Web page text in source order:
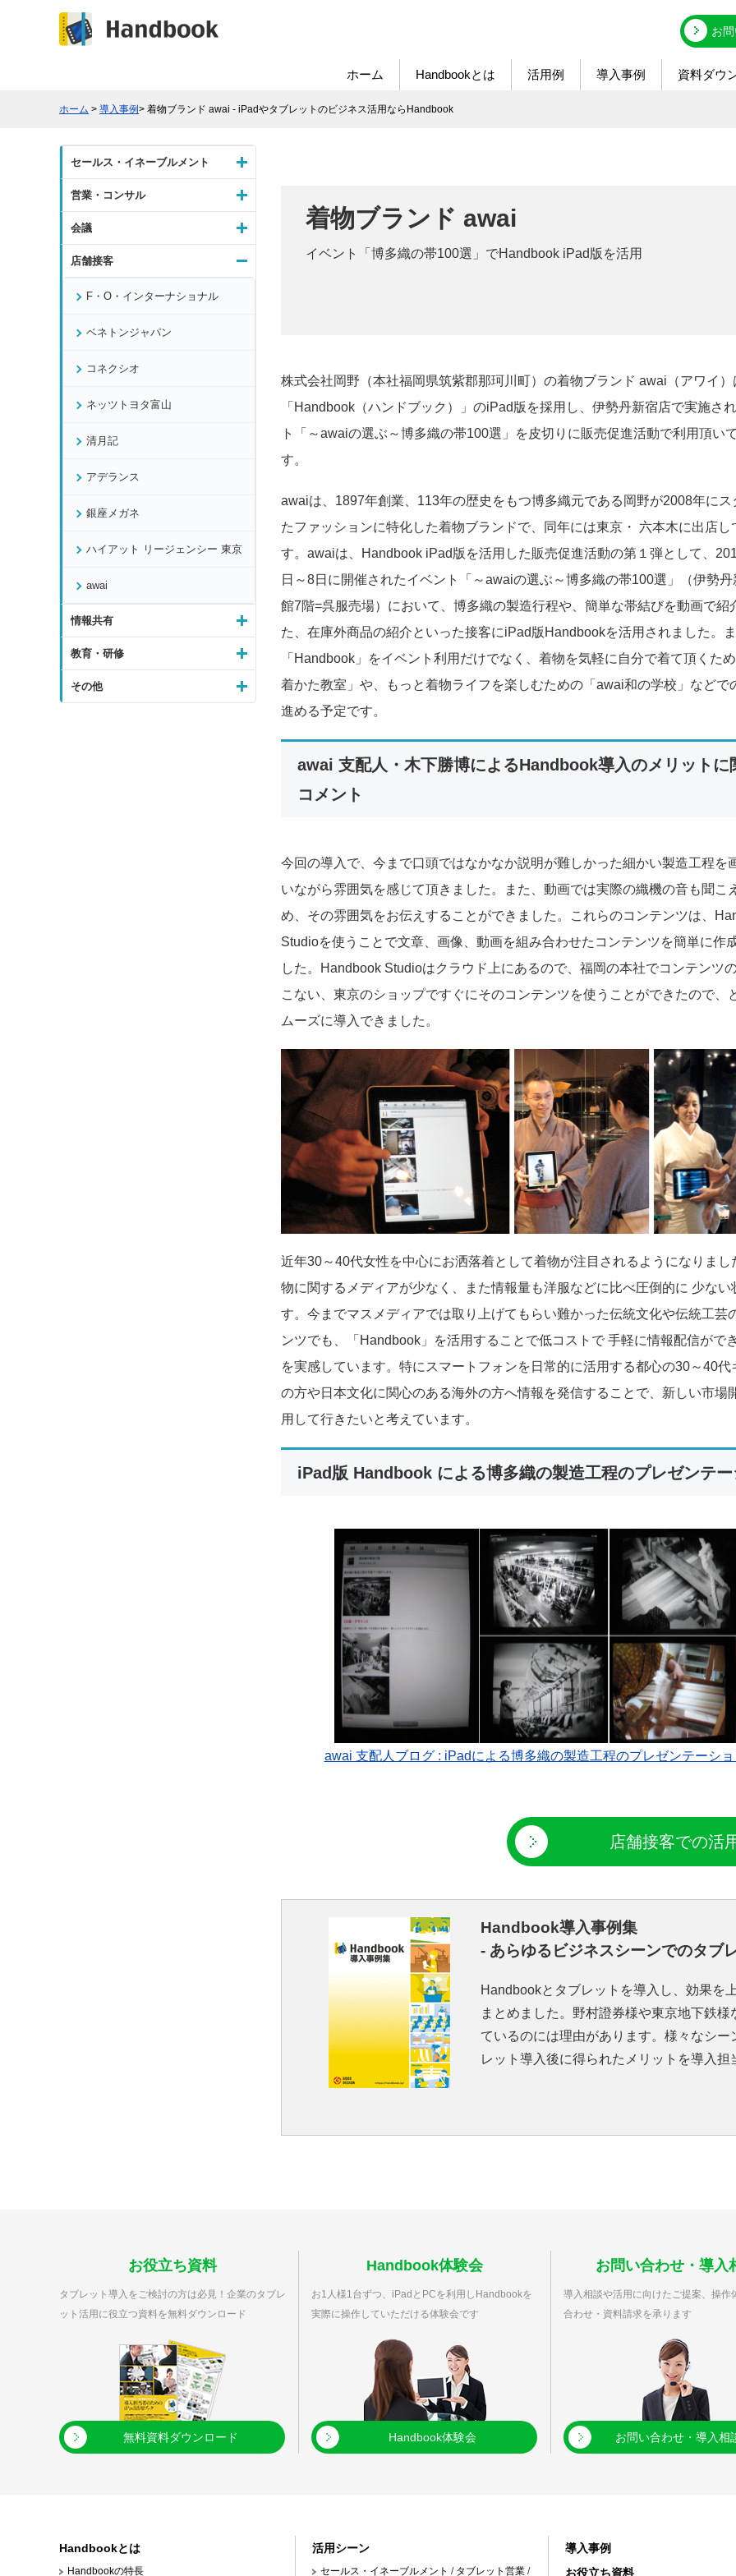
お
ホーム Handbookとは 活用例 導入事例 資料ダウ
ホーム > 導入事例> 着物ブランド awai - iPadやタブレットのビジネス活用ならHandbook
着物ブランド awai
イベント「博多織の帯100選」でHandbook iPad版を活用
株式会社岡野（本社福岡県筑紫郡那珂川町）の着物ブランド awai（アワイ）
「Handbook（ハンドブック）」のiPad版を採用し、伊勢丹新宿店で実施さ
ト「～awaiの選ぶ～博多織の帯100選」を皮切りに販売促進活動で利用頂い
す。
awaiは、1897年創業、113年の歴史をもつ博多織元である岡野が2008年にス
たファッションに特化した着物ブランドで、同年には東京・ 六本木に出店し
す。awaiは、Handbook iPad版を活用した販売促進活動の第１弾として、
日～8日に開催されたイベント「～awaiの選ぶ～博多織の帯100選」（伊勢丹
館7階=呉服売場）において、博多織の製造行程や、簡単な帯結びを動画で紹
た、在庫外商品の紹介といった接客にiPad版Handbookを活用されました。ま
「Handbook」をイベント利用だけでなく、着物を気軽に自分で着て頂くた
着かた教室」や、もっと着物ライフを楽しむための「awai和の学校」などで
進める予定です。
awai 支配人・木下勝博によるHandbook導入のメリットに
コメント
今回の導入で、今まで口頭ではなかなか説明が難しかった細かい製造工程を
いながら雰囲気を感じて頂きました。また、動画では実際の織機の音も聞こ
め、その雰囲気をお伝えすることができました。これらのコンテンツは、
Studioを使うことで文章、画像、動画を組み合わせたコンテンツを簡単に作
した。Handbook Studioはクラウド上にあるので、福岡の本社でコンテンツ
こない、東京のショップですぐにそのコンテンツを使うことができたので、
ムーズに導入できました。
近年30～40代女性を中心にお洒落着として着物が注目されるようになりまし
物に関するメディアが少なく、また情報量も洋服などに比べ圧倒的に 少ない
す。今までマスメディアでは取り上げてもらい難かった伝統文化や伝統工芸
ンツでも、「Handbook」を活用することで低コストで 手軽に情報配信がで
を実感しています。特にスマートフォンを日常的に活用する都心の30～40代
の方や日本文化に関心のある海外の方へ情報を発信することで、新しい市場
用して行きたいと考えています。
iPad版 Handbook による博多織の製造工程のプレゼンテー
awai 支配人ブログ : iPadによる博多織の製造工程のプレゼンテーショ
店舗接客での活
Handbook導入事例集
‐ あらゆるビジネスシーンでのタブ
Handbookとタブレットを導入し、効果を
まとめました。野村證券様や東京地下鉄
ているのには理由があります。様々なシ
レット導入後に得られたメリットを導入担
セールス・イネーブルメント
営業・コンサル
会議
店舗接客
F・O・インターナショナル
ベネトンジャパン
コネクシオ
ネッツトヨタ富山
清月記
アデランス
銀座メガネ
ハイアット リージェンシー 東京
awai
情報共有
教育・研修
その他
お役立ち資料
タブレット導入をご検討の方は必見！企業のタブレ
ット活用に役立つ資料を無料ダウンロード
無料資料ダウンロード
Handbook体験会
お1人様1台ずつ、iPadとPCを利用しHandbookを
実際に操作していただける体験会です
Handbook体験会
お問い合わせ・導入
導入相談や活用に向けたご提案、操作
合わせ・資料請求を承ります
お問い合わせ・導入相
Handbookとは
Handbookの特長
活用シーン
セールス・イネーブルメント / タブレット営業 /
導入事例
お役立ち資料